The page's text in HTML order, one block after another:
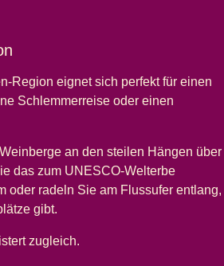
Region eignet sich perfekt für einen
Schlemmerreise oder einen
an den steilen Hängen über
das zum UNESCO-Welterbe
oder radeln Sie am Flussufer entlang,
gibt.
zugleich.